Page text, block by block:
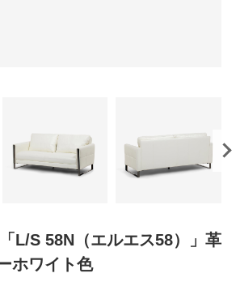
L/S 58N（エルエス58）」革
ホワイト色